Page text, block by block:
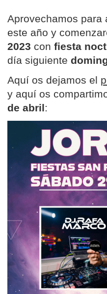
Aprovechamos para
este año y
2023 con fiesta
día siguiente
Aquí os dejamos el
y aquí os
de abril: